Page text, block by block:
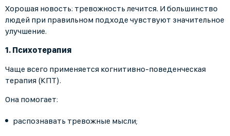
Хорошая новость: тревожность лечится. И большинство
людей при правильном подходе чувствуют значительное
улучшение.
1. Психотерапия
Чаще всего применяется когнитивно-поведенческая
терапия (КПТ).
Она помогает:
распознавать тревожные мысли;